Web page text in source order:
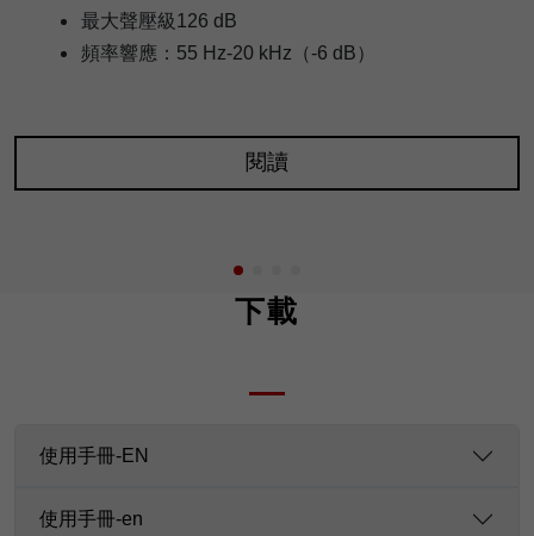
最大聲壓級126 dB
頻率響應：55 Hz-20 kHz（-6 dB）
閱讀
下載
使用手冊-EN
使用手冊-en